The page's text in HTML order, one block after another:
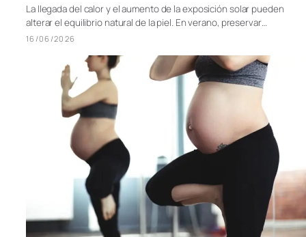
La llegada del calor y el aumento de la exposición solar pueden
alterar el equilibrio natural de la piel. En verano, preservar…
16/06/2026